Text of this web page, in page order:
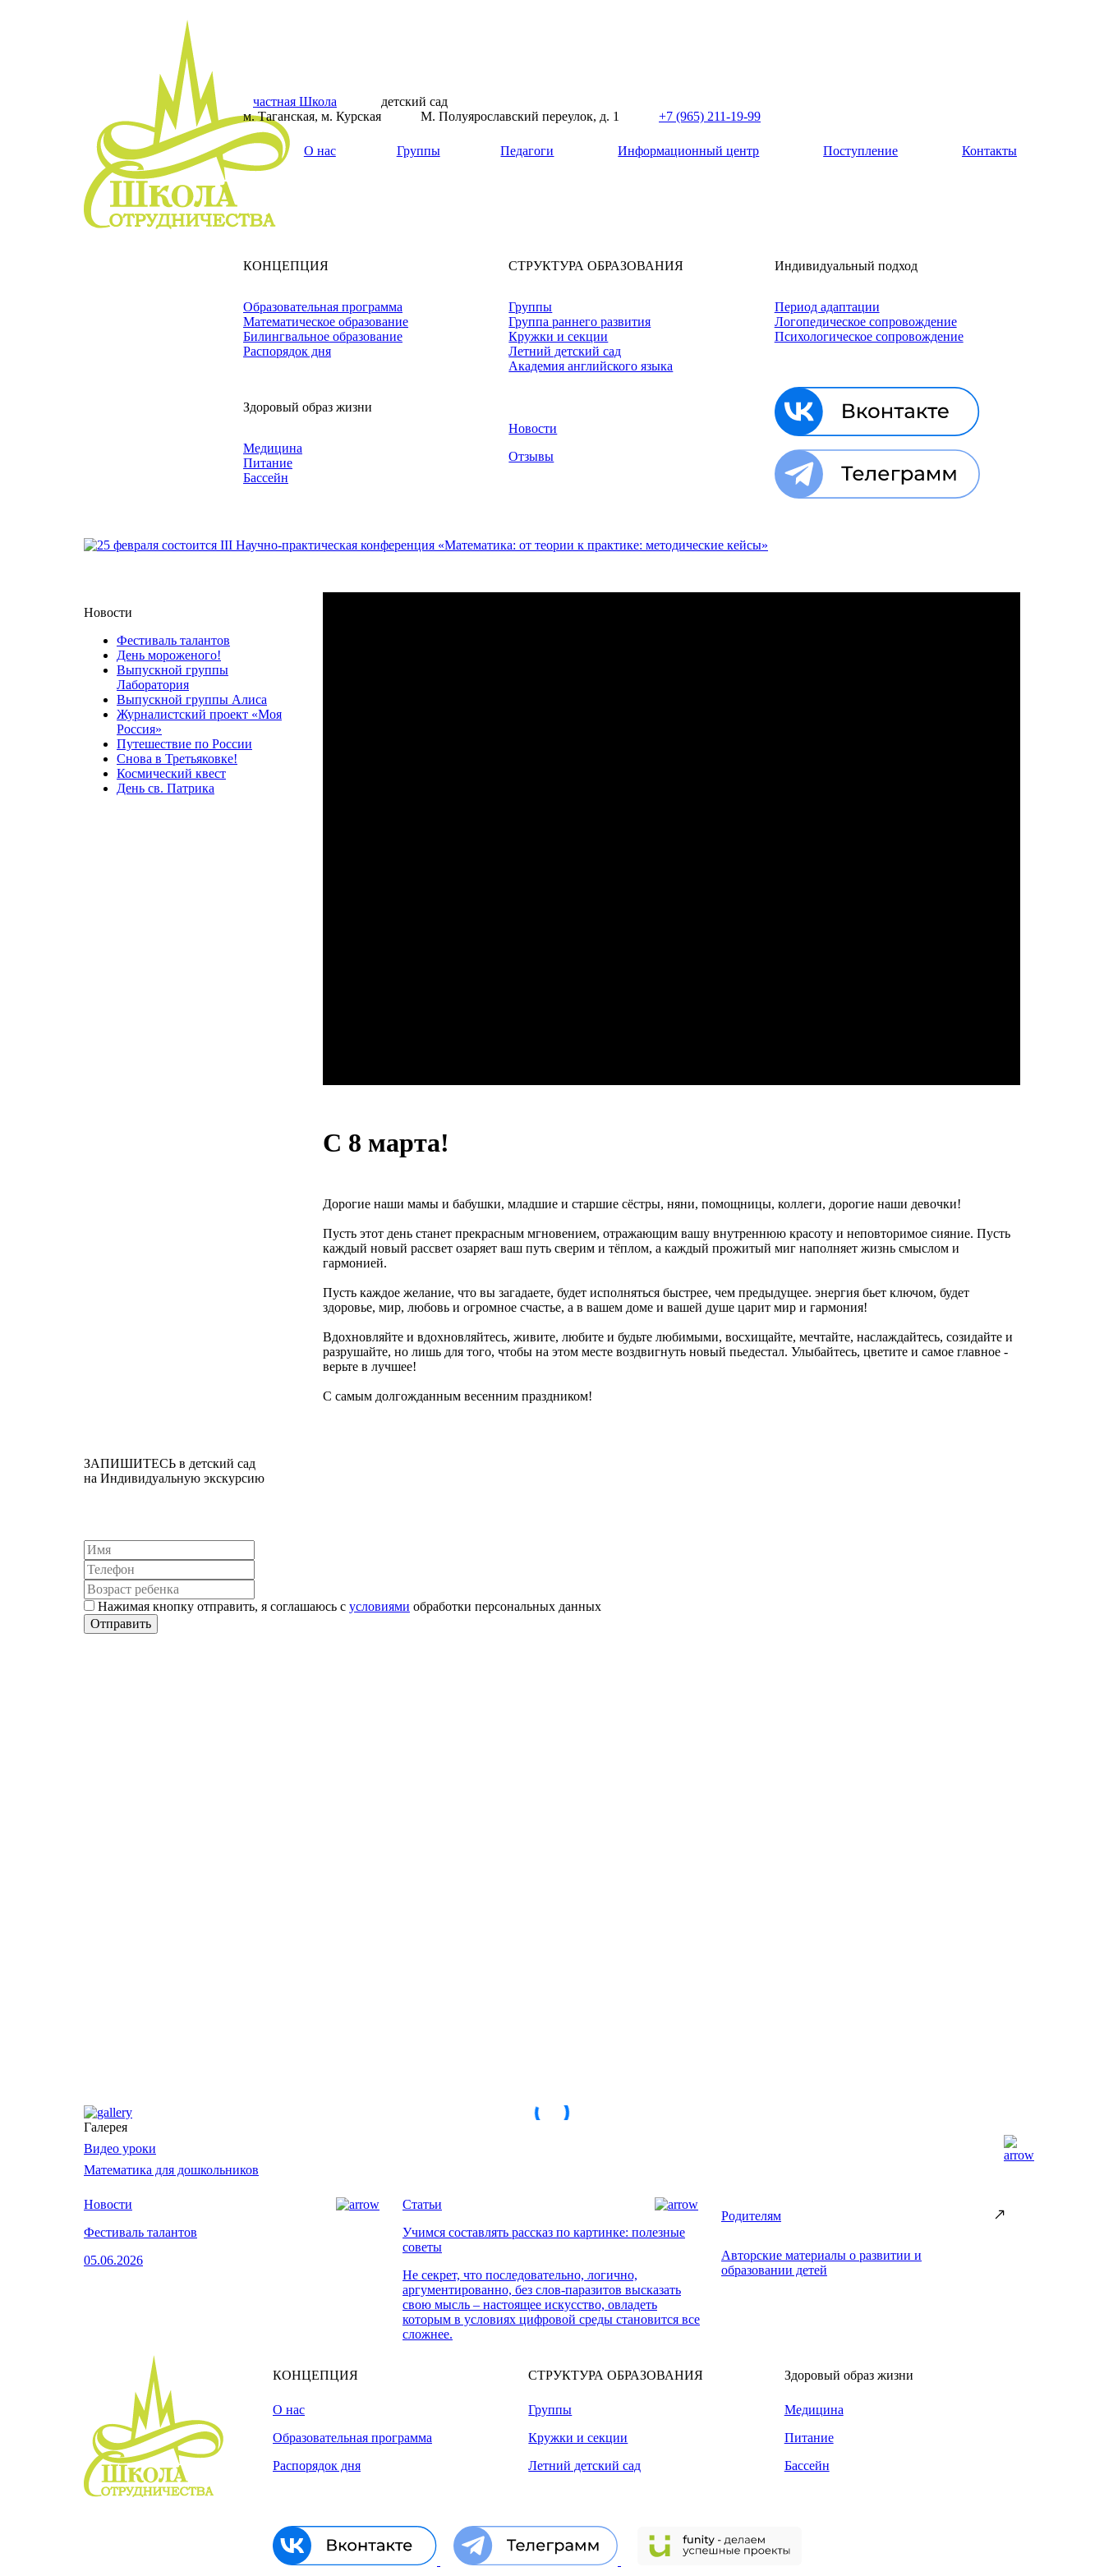
частная Школа
детский сад
м. Таганская, м. Курская
М. Полуярославский переулок, д. 1 +7 (965) 211-19-99
О нас Группы Педагоги Информационный центр Поступление Контакты
КОНЦЕПЦИЯ
Образовательная программа
Математическое образование
Билингвальное образование
Распорядок дня
СТРУКТУРА ОБРАЗОВАНИЯ
Группы
Группа раннего развития
Кружки и секции
Летний детский сад
Академия английского языка
Индивидуальный подход
Период адаптации
Логопедическое сопровождение
Психологическое сопровождение
Здоровый образ жизни
Медицина
Питание
Бассейн
Новости
Отзывы
Новости
Фестиваль талантов
День мороженого!
Выпускной группы
Лаборатория
Выпускной группы Алиса
Журналистский проект «Моя
Россия»
Путешествие по России
Снова в Третьяковке!
Космический квест
День св. Патрика
С 8 марта!
Дорогие наши мамы и бабушки, младшие и старшие сёстры, няни, помощницы, коллеги, дорогие наши девочки!
Пусть этот день станет прекрасным мгновением, отражающим вашу внутреннюю красоту и неповторимое сияние. Пусть
каждый новый рассвет озаряет ваш путь сверим и тёплом, а каждый прожитый миг наполняет жизнь смыслом и
гармонией.
Пусть каждое желание, что вы загадаете, будет исполняться быстрее, чем предыдущее. энергия бьет ключом, будет
здоровье, мир, любовь и огромное счастье, а в вашем доме и вашей душе царит мир и гармония!
Вдохновляйте и вдохновляйтесь, живите, любите и будьте любимыми, восхищайте, мечтайте, наслаждайтесь, созидайте и
разрушайте, но лишь для того, чтобы на этом месте воздвигнуть новый пьедестал. Улыбайтесь, цветите и самое главное -
верьте в лучшее!
С самым долгожданным весенним праздником!
ЗАПИШИТЕСЬ в детский сад
на Индивидуальную экскурсию
Нажимая кнопку отправить, я соглашаюсь с условиями обработки персональных данных
Галерея
Видео уроки
Математика для дошкольников
Новости
Фестиваль талантов
05.06.2026
Статьи
Учимся составлять рассказ по картинке: полезные
советы
Не секрет, что последовательно, логично,
аргументированно, без слов-паразитов высказать
свою мысль – настоящее искусство, овладеть
которым в условиях цифровой среды становится все
сложнее.
Родителям
Авторские материалы о развитии и
образовании детей
КОНЦЕПЦИЯ
О нас
Образовательная программа
Распорядок дня
СТРУКТУРА ОБРАЗОВАНИЯ
Группы
Кружки и секции
Летний детский сад
Здоровый образ жизни
Медицина
Питание
Бассейн